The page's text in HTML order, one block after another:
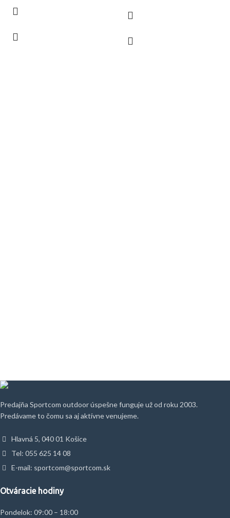
Predajňa Sportcom outdoor úspešne funguje už od roku 2003.
Predávame to čomu sa aj aktívne venujeme.
Hlavná 5, 040 01 Košice
Tel: 055 625 14 08
E-mail: sportcom@sportcom.sk
Otváracie hodiny
Pondelok: 09:00 – 18:00